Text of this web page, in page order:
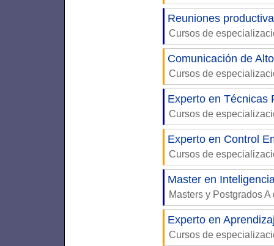
Reuniones
Cursos de
Comunicación de
Cursos de
Experto en Técnicas
Cursos de
Experto en Control
Cursos de
Master en
Masters y Postgrados
Experto en
Cursos de